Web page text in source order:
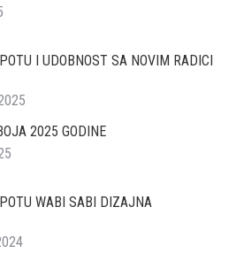
I UDOBNOST SA NOVIM RADICI
2025 GODINE
WABI SABI DIZAJNA